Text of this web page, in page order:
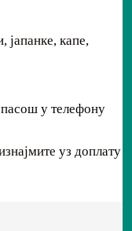
јапанке, капе,
пасош у телефону
уз доплату